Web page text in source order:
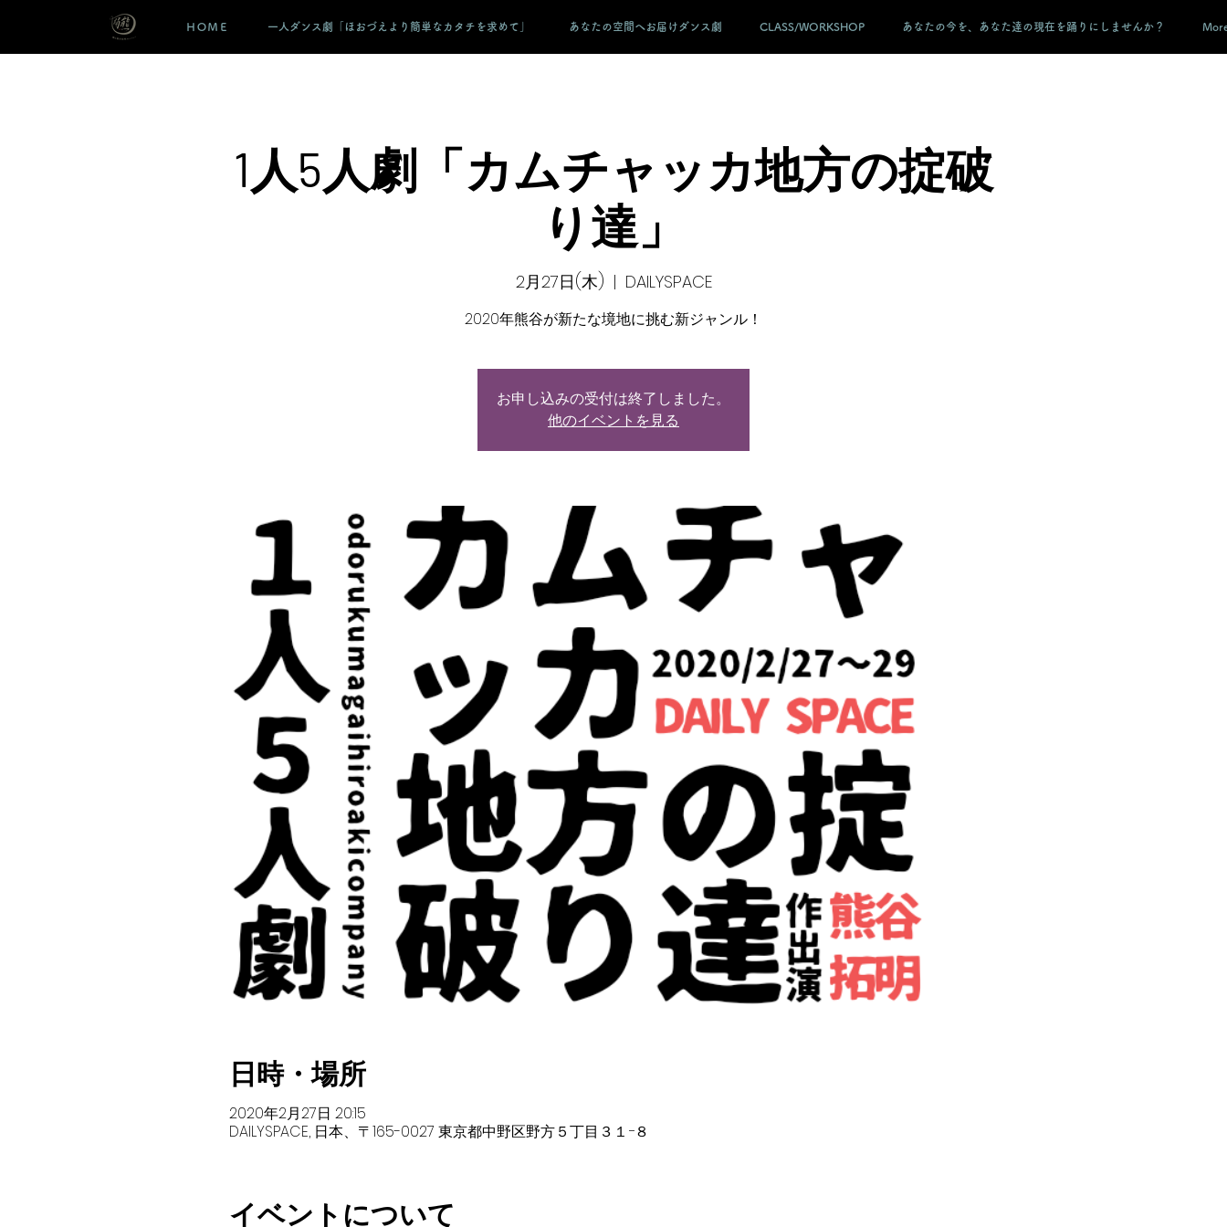
ＨＯＭＥ 一人ダンス劇「ほおづえより簡単なカタチを求めて」 あなたの空間へお届けダンス劇 CLASS/WORKSHOP あなたの今を、あなた達の現在を踊りにしませんか？
1人5人劇「カムチャッカ地方の掟破
り達」
2月27日(木)
  |
DAILYSPACE
お申し込みの受付は終了しました。
他のイベントを見る
日時・場所
2020年2月27日 20:15
DAILYSPACE, 日本、〒165-0027 東京都中野区野方５丁目３１−８
イベントについて